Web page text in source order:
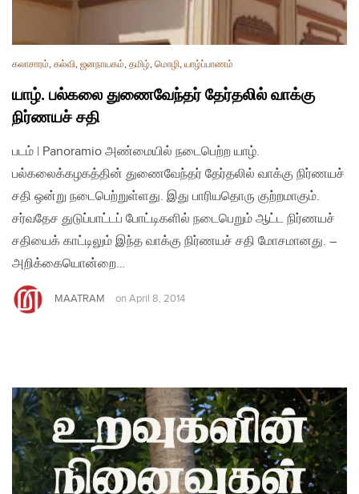
கலாசாரம், கல்வி, ஜனநாயகம், தமிழ், மொழி, யாழ்ப்பாணம்
யாழ். பல்கலை துணைவேந்தர் தேர்தலில் வாக்கு
நிர்ணயச் சதி
படம் | Panoramio அண்மையில் நடைபெற்ற யாழ்.
பல்கலைக்கழகத்தின் துணைவேந்தர் தேர்தலில் வாக்கு நிர்ணயச்
சதி ஒன்று நடைபெற்றுள்ளது. இது பாரியதொரு குற்றமாகும்.
சர்வதேச துடுப்பாட்டப் போட்டிகளில் நடைபெறும் ஆட்ட நிர்ணயச்
சதியைக் காட்டிலும் இந்த வாக்கு நிர்ணயச் சதி மோசமானது. –
அறிக்கையொன்றை…
MAATRAM on April 8, 2014